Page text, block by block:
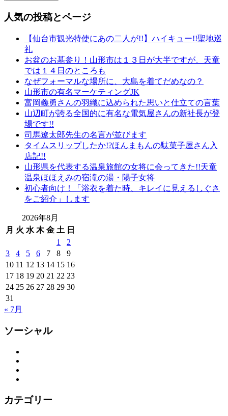
人気の投稿とページ
【仙台市観光特使にあの二人が!!】ハイキュー!!聖地巡
礼
お盆のお墓参り！山形市は１３日が大半ですが、天童
では１４日のところも
なぜフォーマルな場所に、大島を着てだめなの？
山形市の有名マーケティングJK
富岡義勇さんの羽織に込められた思いと仕立ての言葉
山辺町が誇る全国的に有名な電気屋さんの新社長が登
場です!!
司馬遼太郎先生の名言が並びます
タイムスリップしたか!?ほんまもんの駄菓子屋さん入
店記!!
山形県を代表する温泉旅館の女将に会ってきた!!天童
温泉ほほえみの宿滝の湯・陽子女将
初心者向け！「浴衣を着た時、キレイに見えるしぐさ
をご紹介」します
2026年8月
月 火 水 木 金 土 日
1
2
3
4 5 6 7 8
9
10 11 12 13 14 15 16
17 18 19 20 21 22 23
24 25 26 27 28 29 30
31
« 7月
ソーシャル
カテゴリー